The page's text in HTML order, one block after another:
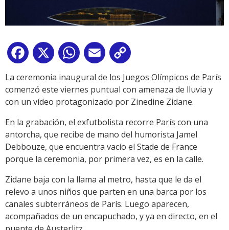
Facebook
X WhatsApp
Email
Link
La ceremonia inaugural de los Juegos Olímpicos de París
comenzó este viernes puntual con amenaza de lluvia y
con un vídeo protagonizado por Zinedine Zidane.
En la grabación, el exfutbolista recorre París con una
antorcha, que recibe de mano del humorista Jamel
Debbouze, que encuentra vacío el Stade de France
porque la ceremonia, por primera vez, es en la calle.
Zidane baja con la llama al metro, hasta que le da el
relevo a unos niños que parten en una barca por los
canales subterráneos de París. Luego aparecen,
acompañados de un encapuchado, y ya en directo, en el